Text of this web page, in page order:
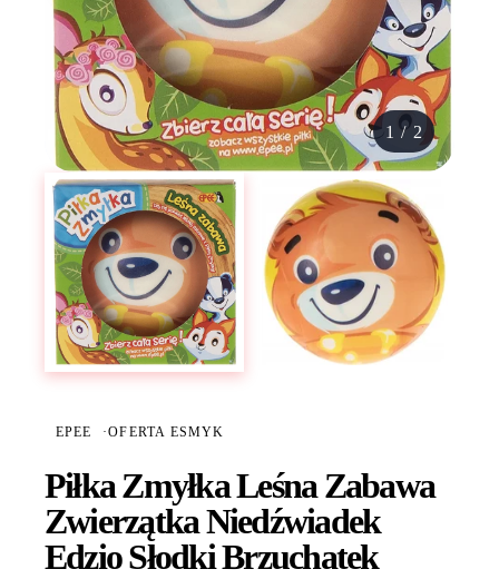
1 / 2
EPEE ·OFERTA ESMYK
Piłka Zmyłka Leśna Zabawa
Zwierzątka Niedźwiadek
Edzio Słodki Brzuchatek